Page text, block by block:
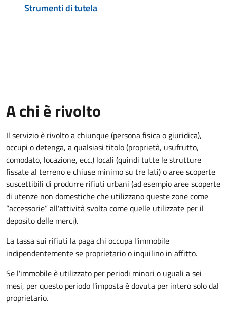
Strumenti di tutela
A chi è rivolto
Il servizio è rivolto a chiunque (persona fisica o giuridica),
occupi o detenga, a qualsiasi titolo (proprietà, usufrutto,
comodato, locazione, ecc.) locali (quindi tutte le strutture
fissate al terreno e chiuse minimo su tre lati) o aree scoperte
suscettibili di produrre rifiuti urbani (ad esempio aree scoperte
di utenze non domestiche che utilizzano queste zone come
“accessorie” all'attività svolta come quelle utilizzate per il
deposito delle merci).
La tassa sui rifiuti la paga chi occupa l'immobile
indipendentemente se proprietario o inquilino in affitto.
Se l'immobile è utilizzato per periodi minori o uguali a sei
mesi, per questo periodo l'imposta è dovuta per intero solo dal
proprietario.